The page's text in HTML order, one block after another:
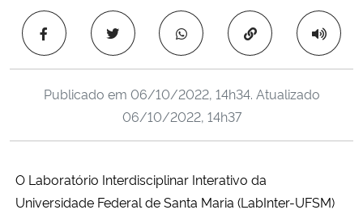
Ministério de Minas e Energia
Ministério da Ciência, Tecnologia, Inovações e Comunicações
Ministério do Meio Ambiente
Ministério do Desenvolvimento Regional
Copiar para área
Publicado em 06/10/2022, 14h34. Atualizado
06/10/2022, 14h37
O Laboratório Interdisciplinar Interativo da
Universidade Federal de Santa Maria (LabInter-UFSM)